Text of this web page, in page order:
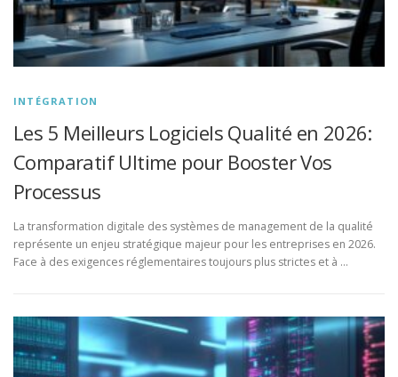
INTÉGRATION
Les 5 Meilleurs Logiciels Qualité en 2026:
Comparatif Ultime pour Booster Vos
Processus
La transformation digitale des systèmes de management de la qualité
représente un enjeu stratégique majeur pour les entreprises en 2026.
Face à des exigences réglementaires toujours plus strictes et à …